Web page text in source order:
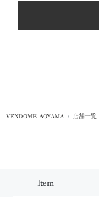
VENDOME AOYAMA 店舗一覧
Item